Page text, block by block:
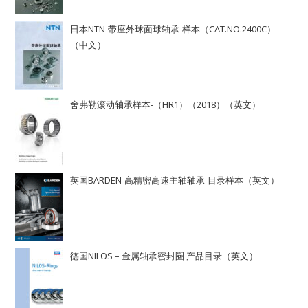
日本NTN-带座外球面球轴承-样本（CAT.NO.2400C）
（中文）
舍弗勒滚动轴承样本-（HR1）（2018）（英文）
英国BARDEN-高精密高速主轴轴承-目录样本（英文）
德国NILOS – 金属轴承密封圈 产品目录（英文）